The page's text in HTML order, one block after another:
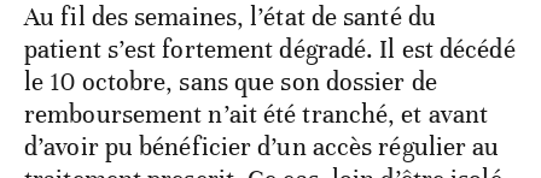
Au fil des semaines, l’état de santé du
patient s’est fortement dégradé. Il est décédé
le 10 octobre, sans que son dossier de
remboursement n’ait été tranché, et avant
d’avoir pu bénéficier d’un accès régulier au